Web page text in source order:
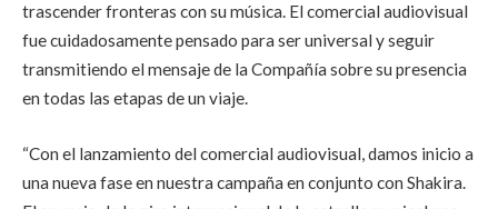
trascender fronteras con su música. El comercial audiovisual
fue cuidadosamente pensado para ser universal y seguir
transmitiendo el mensaje de la Compañía sobre su presencia
en todas las etapas de un viaje.
“Con el lanzamiento del comercial audiovisual, damos inicio a
una nueva fase en nuestra campaña en conjunto con Shakira.